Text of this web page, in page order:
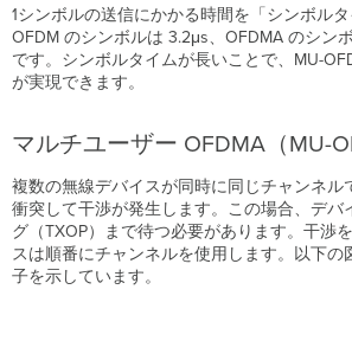
1シンボルの送信にかかる時間を「シンボルタ
OFDM のシンボルは 3.2μs、OFDMA のシン
です。シンボルタイムが長いことで、MU-
が実現できます。
マルチユーザー OFDMA（MU-
複数の無線デバイスが同時に同じチャンネル
衝突して干渉が発生します。この場合、デバ
グ（TXOP）まで待つ必要があります。干渉
スは順番にチャンネルを使用します。以下の
子を示しています。